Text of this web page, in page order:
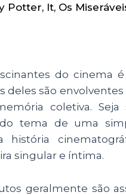
Potter, It, Os
do cinema
deles são
coletiva.
tema de uma
história
singular e íntima.
geralmente são